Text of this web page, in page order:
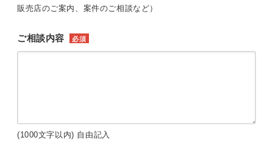
販売店のご案内、案件のご相談など）
ご相談内容 必須
(1000文字以内) 自由記入